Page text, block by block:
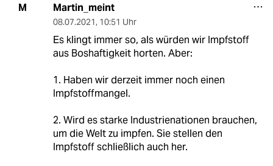
M Martin_meint
08.07.2021, 10:51 Uhr
Es klingt immer so, als würden wir Impfstoff
aus Boshaftigkeit horten. Aber:
1. Haben wir derzeit immer noch einen
Impfstoffmangel.
2. Wird es starke Industrienationen brauchen,
um die Welt zu impfen. Sie stellen den
Impfstoff schließlich auch her.